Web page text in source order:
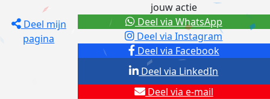
Deel mijn
pagina
jouw actie
Deel via Facebook
Deel via Instagram
Deel via e-mail
Deel via LinkedIn
Deel via WhatsApp